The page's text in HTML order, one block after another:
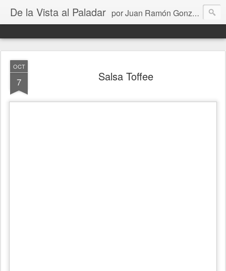
De la Vista al Paladar por Juan Ramón González
OCT
7 Salsa Toffee